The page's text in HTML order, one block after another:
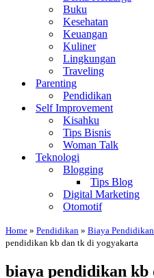
Buku
Kesehatan
Keuangan
Kuliner
Lingkungan
Traveling
Parenting
Pendidikan
Self Improvement
Kisahku
Tips Bisnis
Woman Talk
Teknologi
Blogging
Tips Blog
Digital Marketing
Otomotif
Home » Pendidikan » Biaya
pendidikan kb dan tk di yogyakarta
biaya pendidikan